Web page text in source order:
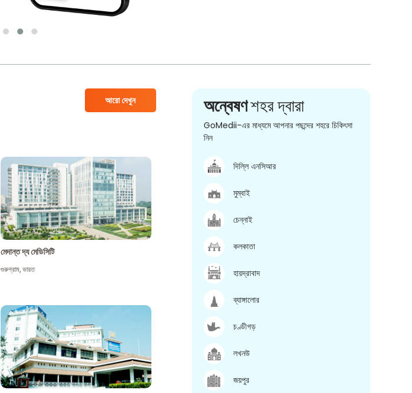
আরো দেখুন
মেদান্ত দ্য মেডিসিটি
গুরুগ্রাম,ভারত
অন্বেষণশহর দ্বারা
GoMedii-এর মাধ্যমে আপনার পছন্দের শহরে চিকিৎসা
নিন
দিল্লি এনসিআর
মুম্বাই
চেন্নাই
কলকাতা
হায়দ্রাবাদ
ব্যাঙ্গালোর
চণ্ডীগড়
লখনউ
জয়পুর